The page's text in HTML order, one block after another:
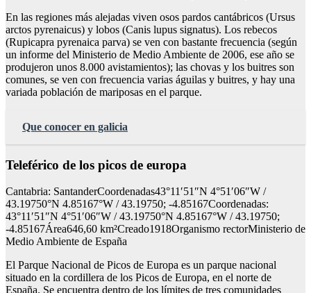
En las regiones más alejadas viven osos pardos cantábricos (Ursus
arctos pyrenaicus) y lobos (Canis lupus signatus). Los rebecos
(Rupicapra pyrenaica parva) se ven con bastante frecuencia (según
un informe del Ministerio de Medio Ambiente de 2006, ese año se
produjeron unos 8.000 avistamientos); las chovas y los buitres son
comunes, se ven con frecuencia varias águilas y buitres, y hay una
variada población de mariposas en el parque.
Que conocer en galicia
Teleférico de los picos de europa
Cantabria: SantanderCoordenadas43°11′51″N 4°51′06″W /
43.19750°N 4.85167°W / 43.19750; -4.85167Coordenadas:
43°11′51″N 4°51′06″W / 43.19750°N 4.85167°W / 43.19750;
-4.85167Área646,60 km²Creado1918Organismo rectorMinisterio de
Medio Ambiente de España
El Parque Nacional de Picos de Europa es un parque nacional
situado en la cordillera de los Picos de Europa, en el norte de
España. Se encuentra dentro de los límites de tres comunidades